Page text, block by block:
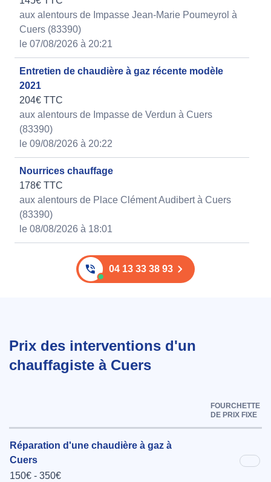
aux alentours de Impasse Jean-Marie Poumeyrol à
Cuers (83390)
le 07/08/2026 à 20:21
Entretien de chaudière à gaz récente modèle
2021
204€ TTC
aux alentours de Impasse de Verdun à Cuers
(83390)
le 09/08/2026 à 20:22
Nourrices chauffage
178€ TTC
aux alentours de Place Clément Audibert à Cuers
(83390)
le 08/08/2026 à 18:01
04 13 33 38 93
Prix des interventions d'un
chauffagiste à Cuers
FOURCHETTE
DE PRIX FIXE
Réparation d'une chaudière à gaz à
Cuers
150€ - 350€